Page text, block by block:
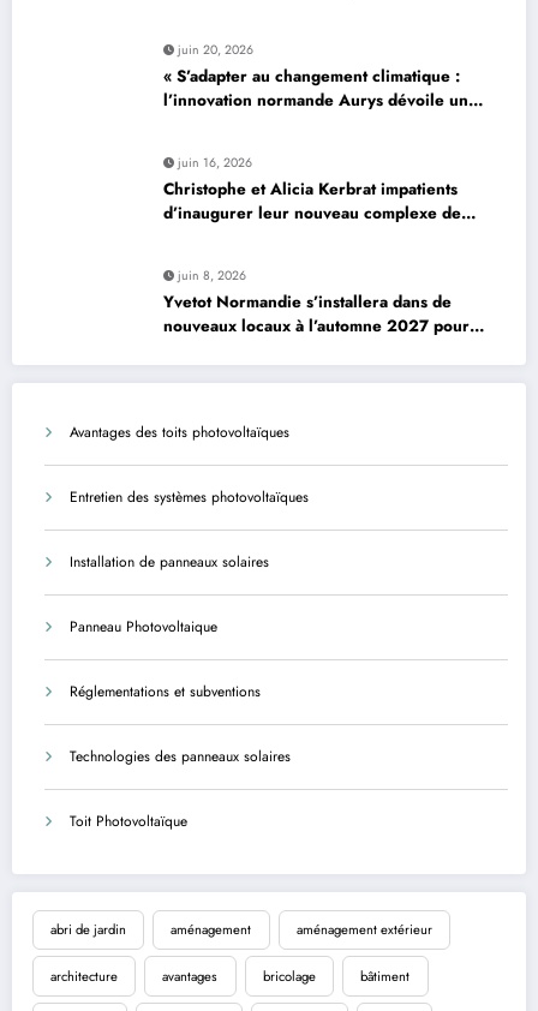
juin 20, 2026
« S’adapter au changement climatique :
l’innovation normande Aurys dévoile un
juin 16, 2026
Christophe et Alicia Kerbrat impatients
d’inaugurer leur nouveau complexe de
juin 8, 2026
Yvetot Normandie s’installera dans de
nouveaux locaux à l’automne 2027 pour
Avantages des toits photovoltaïques
Entretien des systèmes photovoltaïques
Installation de panneaux solaires
Panneau Photovoltaique
Réglementations et subventions
Technologies des panneaux solaires
Toit Photovoltaïque
abri de jardin aménagement aménagement extérieur
architecture avantages bricolage bâtiment